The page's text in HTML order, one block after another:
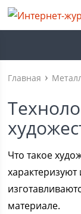
Главная
Что такое
материале.